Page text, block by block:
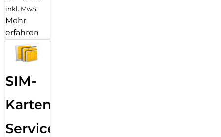
inkl. MwSt.
Mehr
erfahren
SIM-
Karten
Service: